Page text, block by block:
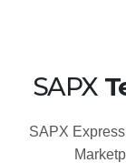
SAPX
SAPX